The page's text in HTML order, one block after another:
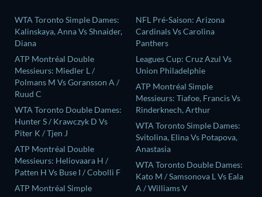
WTA Toronto Simple Dames:
Kalinskaya, Anna Vs Shnaider,
Diana
ATP Montréal Double
Messieurs: Miedler L /
Polmans M Vs Goransson A /
Ruud C
WTA Toronto Double Dames:
Hunter S / Krawczyk D Vs
Piter K / Tjen J
ATP Montréal Double
Messieurs: Heliovaara H /
Patten H Vs Buse I / Cobolli F
ATP Montréal Simple
NFL Pré-Saison: Arizona
Cardinals Vs Carolina
Panthers
Leagues Cup: Cruz Azul Vs
Union Philadelphie
ATP Montréal Simple
Messieurs: Tiafoe, Francis Vs
Rinderknech, Arthur
WTA Toronto Simple Dames:
Svitolina, Elina Vs Potapova,
Anastasia
WTA Toronto Double Dames:
Kato M / Samsonova L Vs Eala
A / Williams V